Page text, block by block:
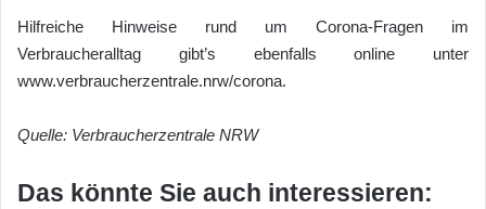
Hilfreiche Hinweise rund um Corona-Fragen im
Verbraucheralltag gibt’s ebenfalls online unter
www.verbraucherzentrale.nrw/corona.
Quelle: Verbraucherzentrale NRW
Das könnte Sie auch interessieren: